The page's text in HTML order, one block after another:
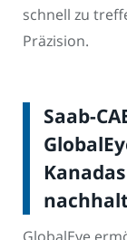
schnell zu
Präzision.
Saab-